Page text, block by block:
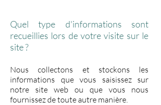
Quel type d'informations sont
recueillies lors de votre visite sur le
site ?
Nous collectons et stockons les
informations que vous saisissez sur
notre site web ou que vous nous
fournissez de toute autre manière.